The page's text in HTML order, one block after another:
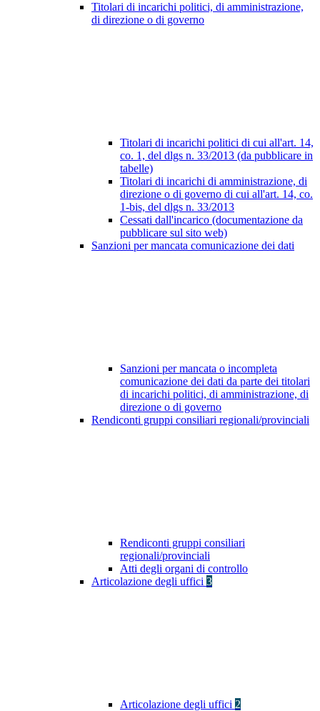
Titolari di incarichi politici, di amministrazione,
di direzione o di governo
Titolari di incarichi politici di cui all'art. 14,
co. 1, del dlgs n. 33/2013 (da pubblicare in
tabelle)
Titolari di incarichi di amministrazione, di
direzione o di governo di cui all'art. 14, co.
1-bis, del dlgs n. 33/2013
Cessati dall'incarico (documentazione da
pubblicare sul sito web)
Sanzioni per mancata comunicazione dei dati
Sanzioni per mancata o incompleta
comunicazione dei dati da parte dei titolari
di incarichi politici, di amministrazione, di
direzione o di governo
Rendiconti gruppi consiliari regionali/provinciali
Rendiconti gruppi consiliari
regionali/provinciali
Atti degli organi di controllo
Articolazione degli uffici 3
Articolazione degli uffici 2